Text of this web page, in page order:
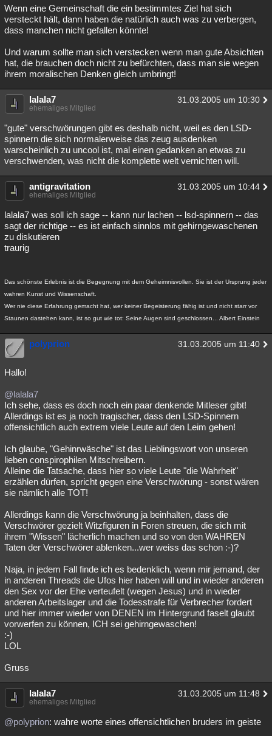
Wenn eine Gemeinschaft die ein bestimmtes Ziel hat sich
versteckt hält, dann haben die natürlich auch was zu verbergen,
dass manchen nicht gefallen könnte!
Und warum sollte man sich verstecken wenn man gute Absichten
hat, die brauchen doch nicht zu befürchten, dass man sie wegen
ihrem moralischen Denken gleich umbringt!
lalala7 31.03.2005 um 10:30
ehemaliges Mitglied
"gute" verschwörungen gibt es deshalb nicht, weil es den LSD-
spinnern die sich normalerweise das zeug ausdenken
warscheinlich zu uncool ist, mal einen gedanken an etwas zu
verschwenden, was nicht die komplette welt vernichten will.
antigravitation 31.03.2005 um 10:44
ehemaliges Mitglied
lalala7 was soll ich sage -- kann nur lachen -- lsd-spinnern -- das
sagt der richtige -- es ist einfach sinnlos mit gehirngewaschenen
zu diskutieren
traurig
Das schönste Erlebnis ist die Begegnung mit dem Geheimnisvollen. Sie ist der Ursprung jeder
wahren Kunst und Wissenschaft.
Wer nie diese Erfahrung gemacht hat, wer keiner Begeisterung fähig ist und nicht starr vor
Staunen dastehen kann, ist so gut wie tot: Seine Augen sind geschlossen... Albert Einstein
polyprion 31.03.2005 um 11:40
Hallo!
@lalala7
Ich sehe, dass es doch noch ein paar denkende Mitleser gibt!
Allerdings ist es ja noch tragischer, dass den LSD-Spinnern
offensichtlich auch extrem viele Leute auf den Leim gehen!
Ich glaube, "Gehinrwäsche" ist das Lieblingswort von unseren
lieben conspirophilen Mitschreibern.
Alleine die Tatsache, dass hier so viele Leute "die Wahrheit"
erzählen dürfen, spricht gegen eine Verschwörung - sonst wären
sie nämlich alle TOT!
Allerdings kann die Verschwörung ja beinhalten, dass die
Verschwörer gezielt Witzfiguren in Foren streuen, die sich mit
ihrem "Wissen" lächerlich machen und so von den WAHREN
Taten der Verschwörer ablenken...wer weiss das schon :-)?
Naja, in jedem Fall finde ich es bedenklich, wenn mir jemand, der
in anderen Threads die Ufos hier haben will und in wieder anderen
den Sex vor der Ehe verteufelt (wegen Jesus) und in wieder
anderen Arbeitslager und die Todesstrafe für Verbrecher fordert
und hier immer wieder von DENEN im Hintergrund faselt glaubt
vorwerfen zu können, ICH sei gehirngewaschen!
:-)
LOL
Gruss
lalala7 31.03.2005 um 11:48
ehemaliges Mitglied
@polyprion: wahre worte eines offensichtlichen bruders im geiste